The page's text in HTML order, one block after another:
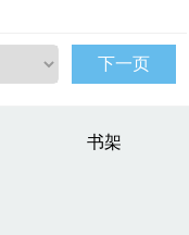
下一页
书架